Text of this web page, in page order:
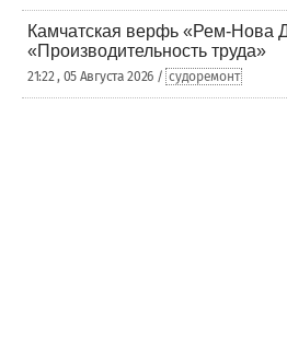
Камчатская верфь «Рем-Нова
«Производительность труда»
21:22 , 05 Августа 2026 / судоремонт